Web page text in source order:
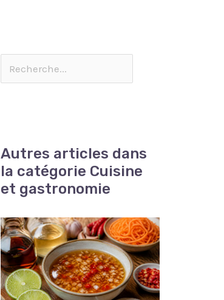
Autres articles dans
la catégorie Cuisine
et gastronomie